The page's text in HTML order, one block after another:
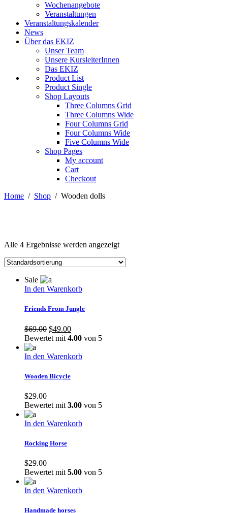
Wochenangebote
Veranstaltungen
Veranstaltungskalender
News
Über das EKIZ
Unser Team
Unsere KursleiterInnen
Das EKIZ
Product List
Product Single
Shop Layouts
Three Columns Grid
Three Columns Wide
Four Columns Grid
Four Columns Wide
Five Columns Wide
Shop Pages
My account
Cart
Checkout
Home / Shop / Wooden dolls
Alle 4 Ergebnisse werden angezeigt
Sale
In den Warenkorb
Friends From Jungle
$69.00 Ursprünglicher
Preis
$69.00
$49.00Aktueller
Preis
$49.00.
Bewertet mit 4.00 von 5
In den Warenkorb
Wooden Bicycle
$29.00
Bewertet mit 3.00 von 5
In den Warenkorb
Rocking Horse
$29.00
Bewertet mit 5.00 von 5
In den Warenkorb
Handmade horses